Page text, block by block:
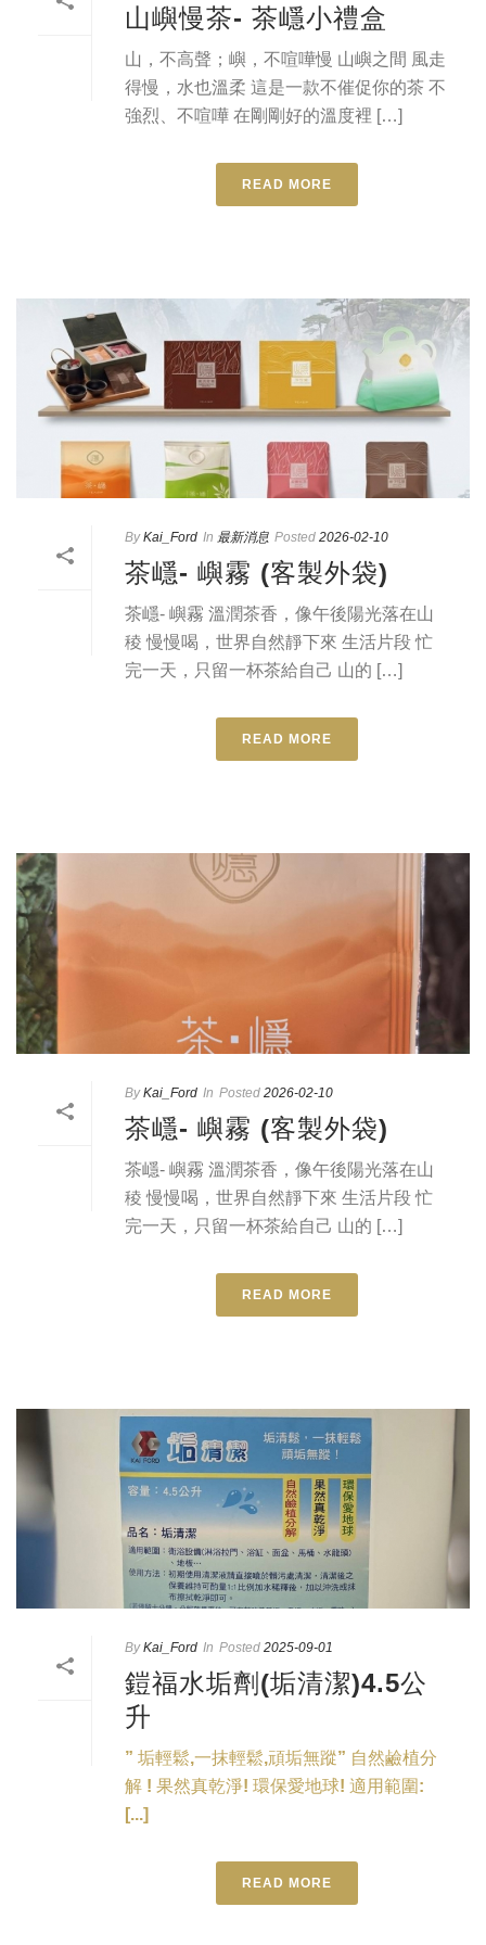
山嶼慢茶- 茶嶾小禮盒
山，不高聲；嶼，不喧嘩慢 山嶼之間 風走
得慢，水也溫柔 這是一款不催促你的茶 不
強烈、不喧嘩 在剛剛好的溫度裡 […]
READ MORE
By Kai_Ford In 最新消息 Posted 2026-02-10
茶嶾- 嶼霧 (客製外袋)
茶嶾- 嶼霧 溫潤茶香，像午後陽光落在山
稜 慢慢喝，世界自然靜下來 生活片段 忙
完一天，只留一杯茶給自己 山的 […]
READ MORE
By Kai_Ford In Posted 2026-02-10
茶嶾- 嶼霧 (客製外袋)
茶嶾- 嶼霧 溫潤茶香，像午後陽光落在山
稜 慢慢喝，世界自然靜下來 生活片段 忙
完一天，只留一杯茶給自己 山的 […]
READ MORE
By Kai_Ford In Posted 2025-09-01
鎧福水垢劑(垢清潔)4.5公
升
” 垢輕鬆,一抹輕鬆,頑垢無蹤” 自然鹼植分
解 ! 果然真乾淨! 環保愛地球! 適用範圍:
[...]
READ MORE